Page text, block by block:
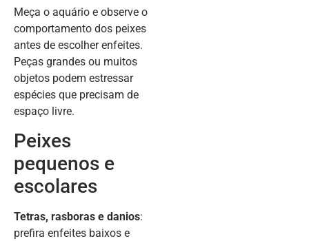
Meça o aquário e observe o
comportamento dos peixes
antes de escolher enfeites.
Peças grandes ou muitos
objetos podem estressar
espécies que precisam de
espaço livre.
Peixes
pequenos e
escolares
Tetras, rasboras e danios:
prefira enfeites baixos e